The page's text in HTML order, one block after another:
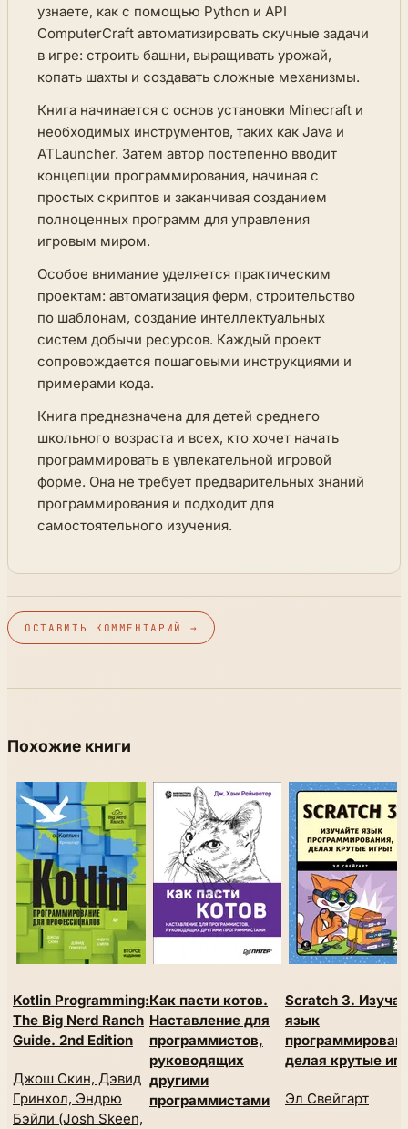
узнаете, как с помощью Python и API
ComputerCraft автоматизировать скучные задачи
в игре: строить башни, выращивать урожай,
копать шахты и создавать сложные механизмы.
Книга начинается с основ установки Minecraft и
необходимых инструментов, таких как Java и
ATLauncher. Затем автор постепенно вводит
концепции программирования, начиная с
простых скриптов и заканчивая созданием
полноценных программ для управления
игровым миром.
Особое внимание уделяется практическим
проектам: автоматизация ферм, строительство
по шаблонам, создание интеллектуальных
систем добычи ресурсов. Каждый проект
сопровождается пошаговыми инструкциями и
примерами кода.
Книга предназначена для детей среднего
школьного возраста и всех, кто хочет начать
программировать в увлекательной игровой
форме. Она не требует предварительных знаний
программирования и подходит для
самостоятельного изучения.
ОСТАВИТЬ КОММЕНТАРИЙ →
Похожие книги
Kotlin Programming:
The Big Nerd Ranch
Guide. 2nd Edition
Джош Скин, Дэвид
Гринхол, Эндрю
Бэйли (Josh Skeen,
Как пасти котов.
Наставление для
программистов,
руководящих
другими
программистами
Scratch 3.
язык
делая крутые
Эл Свейгарт